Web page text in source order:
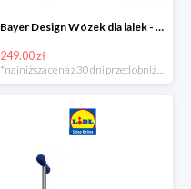
Bayer Design Wózek dla lalek - megazestaw
249.00 zł
*najniższa cena z 30 dni przed obniżką